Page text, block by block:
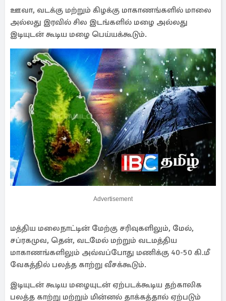
ஊவா, வடக்கு மற்றும் கிழக்கு மாகாணங்களில் மாலை
அல்லது இரவில் சில இடங்களில் மழை அல்லது
இடியுடன் கூடிய மழை பெய்யக்கூடும்.
Advertisement
மத்திய மலைநாட்டின் மேற்கு சரிவுகளிலும், மேல்,
சப்ரகமுவ, தென், வடமேல் மற்றும் வடமத்திய
மாகாணங்களிலும் அவ்வப்போது மணிக்கு 40-50 கி.மீ
வேகத்தில் பலத்த காற்று வீசக்கூடும்.
இடியுடன் கூடிய மழையுடன் ஏற்படக்கூடிய தற்காலிக
பலத்த காற்று மற்றும் மின்னல் தாக்கத்தால் ஏற்படும்